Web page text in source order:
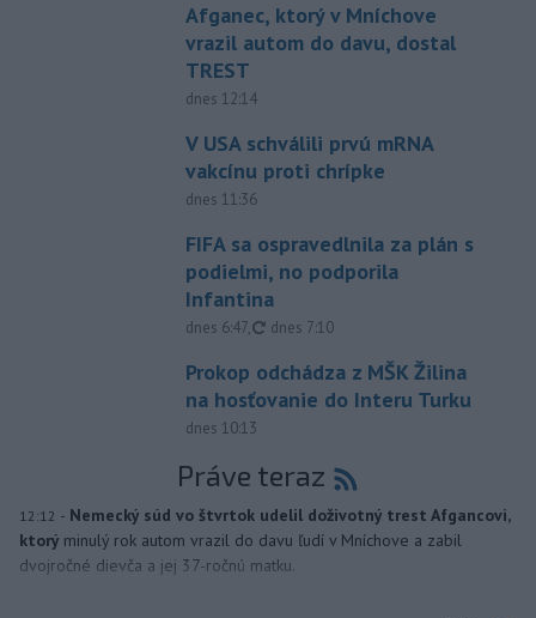
Afganec, ktorý v Mníchove
vrazil autom do davu, dostal
TREST
dnes 12:14
V USA schválili prvú mRNA
vakcínu proti chrípke
dnes 11:36
FIFA sa ospravedlnila za plán s
podielmi, no podporila
Infantina
dnes 6:47, aktualizované
dnes 7:10
Prokop odchádza z MŠK Žilina
na hosťovanie do Interu Turku
dnes 10:13
Práve teraz
12:12 - Nemecký súd vo štvrtok udelil doživotný trest Afgancovi,
ktorý minulý rok autom vrazil do davu ľudí v Mníchove a zabil
dvojročné dievča a jej 37-ročnú matku.